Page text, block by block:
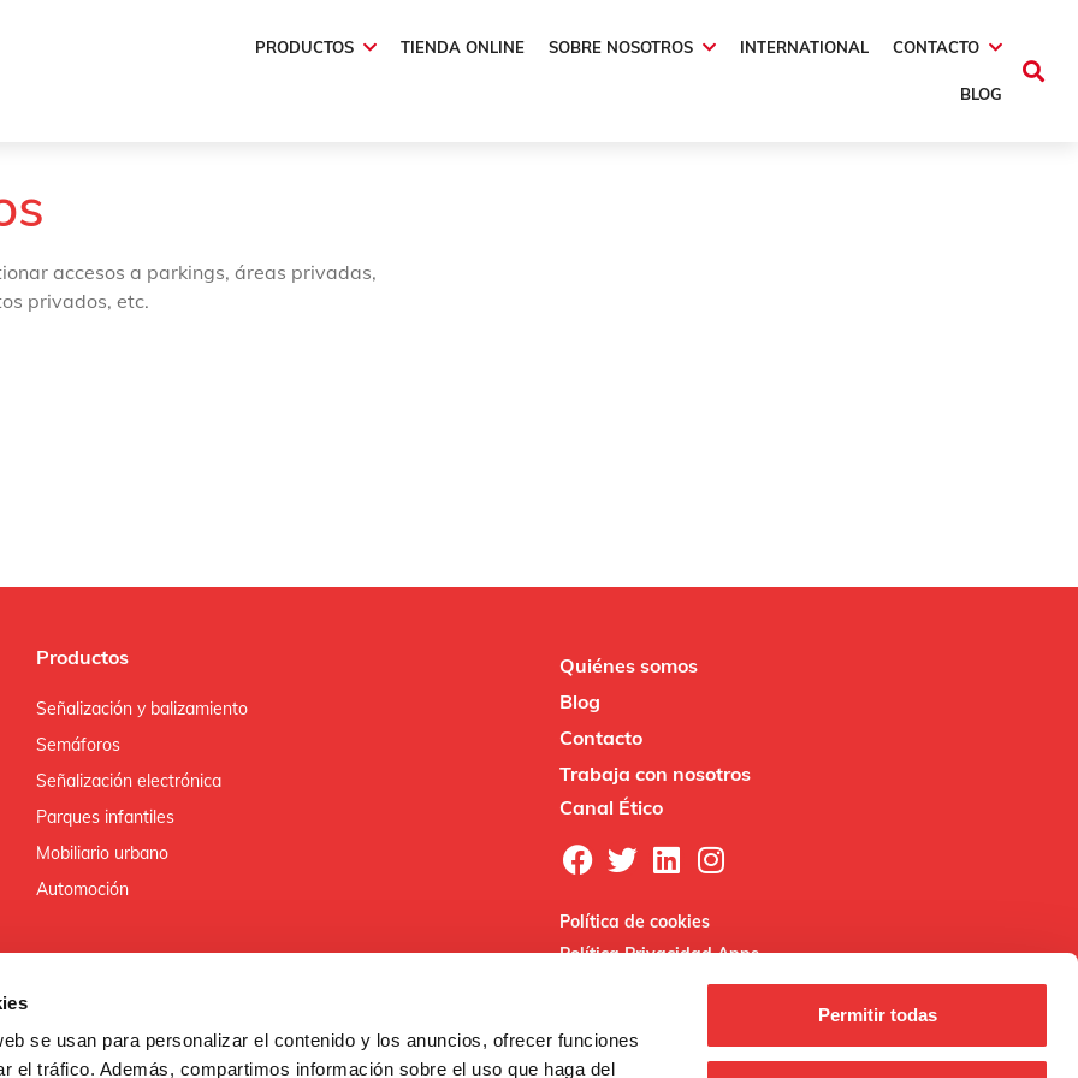
se usan para personalizar el contenido y los anuncios, ofrecer funciones
el tráfico. Además, compartimos información sobre el uso que haga del
Permitir todas
PRODUCTOS TIENDA ONLINE SOBRE NOSOTROS INTERNATIONAL CONTACTO
BLOG
accesos a parkings, áreas privadas,
privados, etc.
Productos
Señalización y balizamiento
Semáforos
Señalización electrónica
Parques infantiles
Mobiliario urbano
Automoción
Quiénes somos
Blog
Contacto
Trabaja con nosotros
Canal Ético
Política de cookies
Política Privacidad Apps
REGIONAL